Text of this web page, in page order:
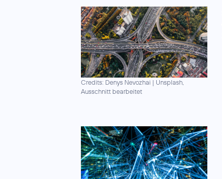
Credits: Denys Nevozhai | Unsplash,
Ausschnitt bearbeitet